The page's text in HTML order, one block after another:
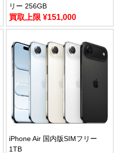
リー 256GB
買取上限 ¥151,000
iPhone Air 国内版SIMフリー
1TB